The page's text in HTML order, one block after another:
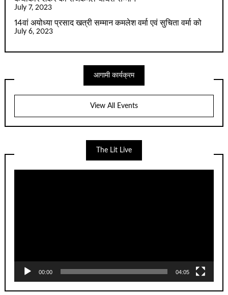
July 7, 2023
14वां अयोध्या प्रसाद खत्री सम्मान कमलेश वर्मा एवं सुचिता वर्मा को
July 6, 2023
आगामी कार्यक्रम
View All Events
The Lit Live
00:00 04:05